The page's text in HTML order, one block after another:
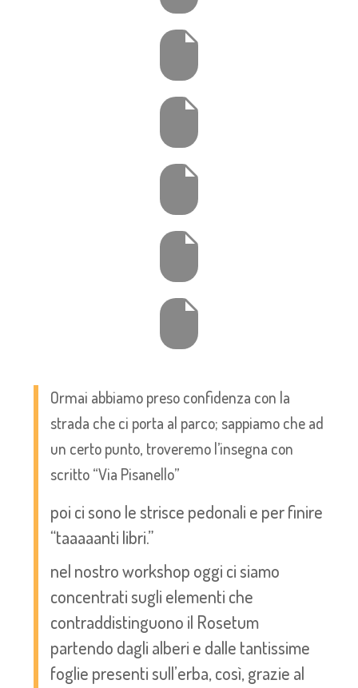
Ormai abbiamo preso confidenza con la
strada che ci porta al parco; sappiamo che ad
un certo punto, troveremo l’insegna con
scritto “Via Pisanello”
poi ci sono le strisce pedonali e per finire
“taaaaanti libri.”
nel nostro workshop oggi ci siamo
concentrati sugli elementi che
contraddistinguono il Rosetum
partendo dagli alberi e dalle tantissime
foglie presenti sull’erba, così, grazie al